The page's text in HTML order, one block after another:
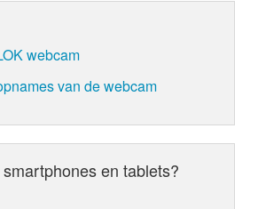
webcam
van de webcam
en tablets?